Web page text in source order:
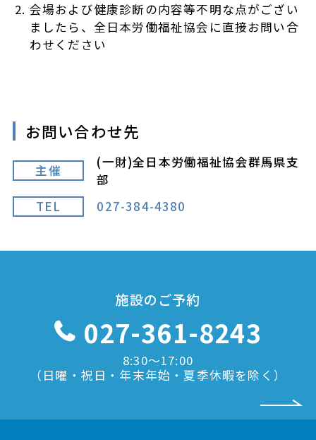
会場および健康診断の内容等不明な点がござい
ましたら、全日本労働福祉協会に直接お問い合
わせください
お問い合わせ先
主催
(一財)全日本労働福祉協会群馬県支
部
TEL
027-384-4380
施設のご予約
027-361-8243
8:30〜17:00
（日曜・祝日・年末年始・夏季休暇を除く）